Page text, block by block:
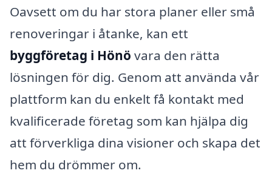
Oavsett om du har stora planer eller små
renoveringar i åtanke, kan ett
byggföretag i Hönö vara den rätta
lösningen för dig. Genom att använda vår
plattform kan du enkelt få kontakt med
kvalificerade företag som kan hjälpa dig
att förverkliga dina visioner och skapa det
hem du drömmer om.